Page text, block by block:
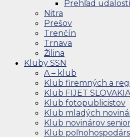
Prehľad
Nitra
Prešov
Trenčín
Trnava
Žilina
Kluby SSN
A – klub
Klub firemných a
Klub FIJET SLOVAKIA
Klub fotopublicistov
Klub mladých
Klub novinárov
Klub